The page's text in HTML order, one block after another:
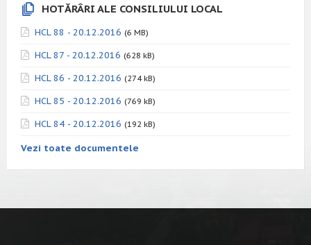
HOTĂRÂRI ALE CONSILIULUI LOCAL
HCL 88 - 20.12.2016 (6 MB)
HCL 87 - 20.12.2016 (628 kB)
HCL 86 - 20.12.2016 (274 kB)
HCL 85 - 20.12.2016 (769 kB)
HCL 84 - 20.12.2016 (192 kB)
Vezi toate documentele